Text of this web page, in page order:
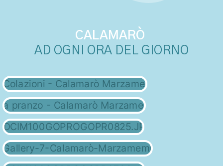
CALAMARÒ
AD OGNI ORA DEL GIORNO
COLAZIONI
PRANZO